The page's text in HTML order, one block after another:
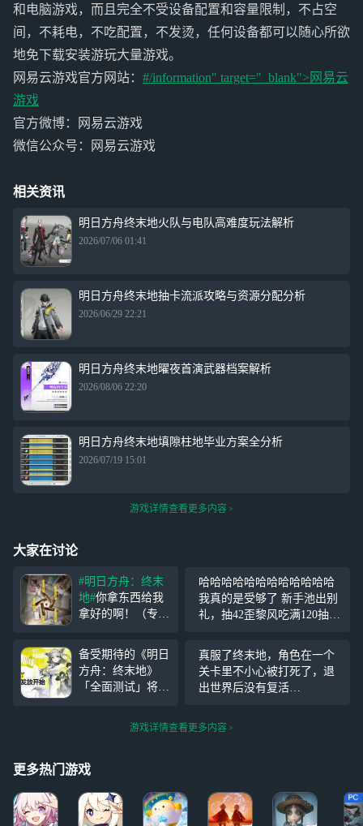
和电脑游戏，而且完全不受设备配置和容量限制，不占空
间，不耗电，不吃配置，不发烫，任何设备都可以随心所欲
地免下载安装游玩大量游戏。
网易云游戏官方网站： #/information" target="_blank"> 网易云
游戏
官方微博：网易云游戏
微信公众号：网易云游戏
相关资讯
明日方舟终末地火队与电队高难度玩法解析
2026/07/06 01:41
明日方舟终末地抽卡流派攻略与资源分配分析
2026/06/29 22:21
明日方舟终末地曜夜首演武器档案解析
2026/08/06 22:20
明日方舟终末地填隙柱地毕业方案全分析
2026/07/19 15:01
游戏详情查看更多内容
大家在讨论
#明日方舟：终末
地#你拿东西给我
拿好的啊！（专武
厨子 我现在感觉
有点官方给了二十
四小时时长 打萤
火硬打打破产愣是
彼丘打排位从头输
候 三角洲一天亏
三个亿
哈哈哈哈哈哈哈哈哈哈哈哈
我真的是受够了 新手池出别
礼，抽42歪黎风吃满120抽，
器也吃满保底，这真的还是
人类能有的运气吗？ 加上送
的6星自选，我直接开服拥有
三个队， 都狠狠的
备受期待的《明日
方舟：终末地》
「全面测试」将于
动。作为鹰角网络
从2D迈向3D的里
游戏首次实现了多
行，支持PC、PS5
和移动端。 但很
真服了终末地，角色在一个
关卡里不小心被打死了，退
出世界后没有复活
断开联系。在网上找复活的
游戏详情查看更多内容
更多热门游戏